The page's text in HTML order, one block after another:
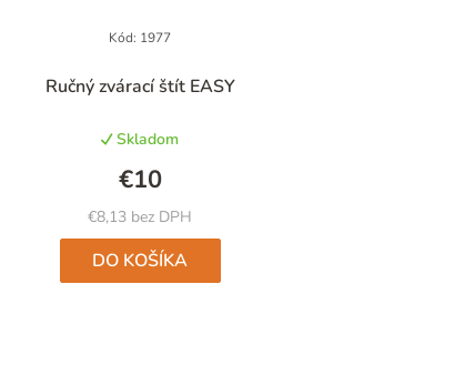
Ručný zvárací štít EASY
hodnotenie
je
4,3
z
5
hviezdičiek.
Skladom
€8,13 bez DPH
€10
DO KOŠÍKA
Kód: 1977